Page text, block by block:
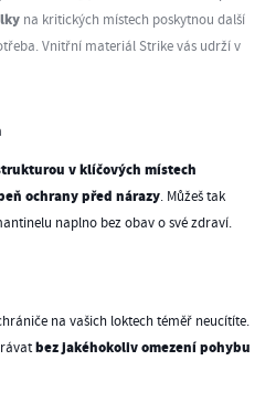
na kritických místech poskytnou další
Vnitřní materiál Strike vás udrží v
v klíčových místech
ochrany před nárazy. Můžeš tak
naplno bez obav o své zdraví.
na vašich loktech téměř neucítíte.
bez jakéhokoliv omezení pohybu